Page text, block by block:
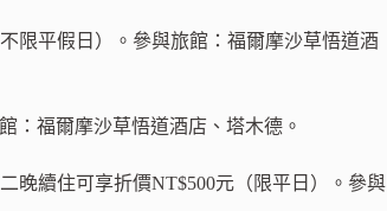
限平假日）。參與旅館：福爾摩沙草悟道酒
：福爾摩沙草悟道酒店、塔木德。
晚續住可享折價NT$500元（限平日）。參與